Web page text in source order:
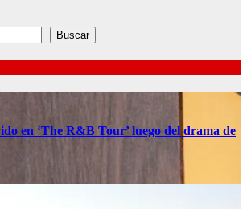
Buscar
en ‘The R&B Tour’ luego del drama de